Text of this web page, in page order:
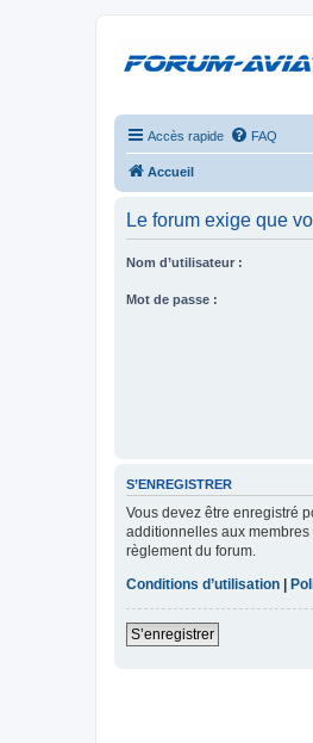
Accès rapide FAQ
Accueil
Le forum exige que
Nom d’utilisateur :
Mot de passe :
S’ENREGISTRER
Vous devez être enregistré
additionnelles aux membres
règlement du forum.
Conditions d’utilisation |
S’enregistrer